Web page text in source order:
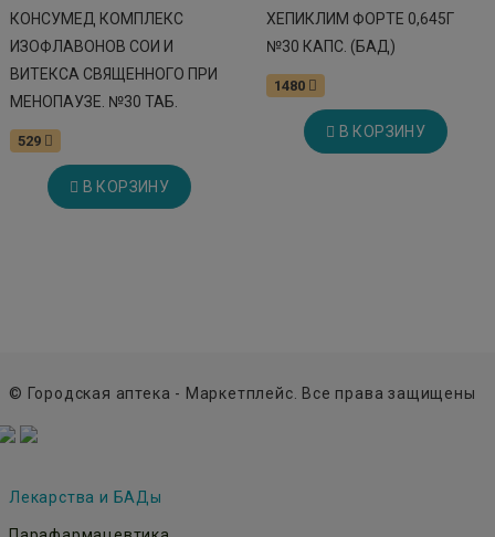
КОНСУМЕД КОМПЛЕКС
ИЗОФЛАВОНОВ СОИ И
ВИТЕКСА СВЯЩЕННОГО ПРИ
МЕНОПАУЗЕ. №30 ТАБ.
529
В КОРЗИНУ
ХЕПИКЛИМ ФОРТЕ 0,645Г
№30 КАПС. (БАД)
1480
В КОРЗИНУ
© Городская аптека - Маркетплейс. Все права защищены
Лекарства и БАДы